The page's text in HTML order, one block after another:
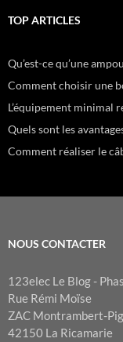
TOP ARTICLES
Qu’est-ce qu’une
Comment choisir une
L’équipement minimal
Quels sont les
Comment réaliser le
NOUS CONTACTER
123elec Le Blog -
Rue Rémi Moïse
ZAC Montrambert-
42150 La Ricamarie